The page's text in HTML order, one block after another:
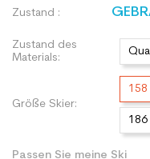
Zustand :
Zustand des
Materials:
Größe Skier:
158
186
Passen Sie meine Ski